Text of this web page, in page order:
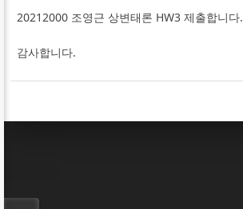
20212000 조영근 상변태론 HW3 제출합니다.
감사합니다.
Sketchbook5, 스케치북5
Sketchbook5, 스케치북5